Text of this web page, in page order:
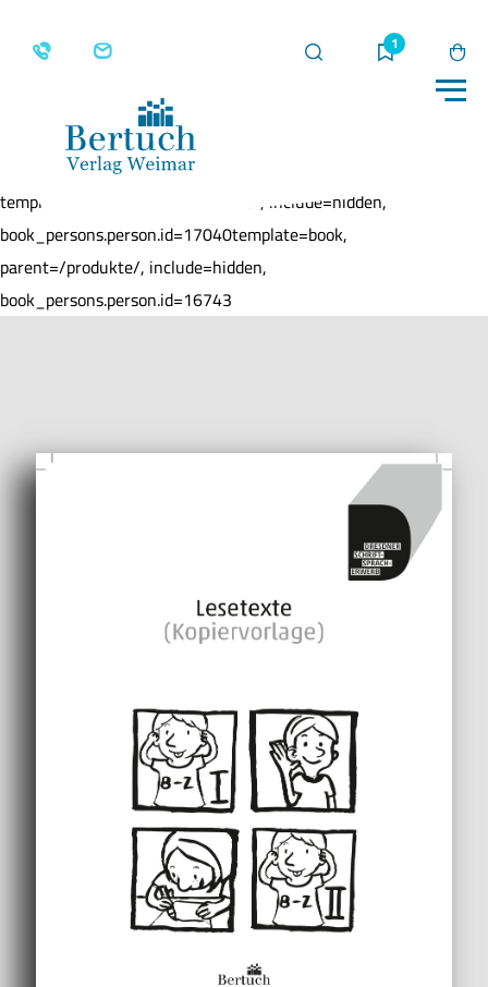
Merkliste
Home Produkte
template=book, parent=/produkte/, include=hidden,
book_persons.person.id=17040template=book,
parent=/produkte/, include=hidden,
book_persons.person.id=16743